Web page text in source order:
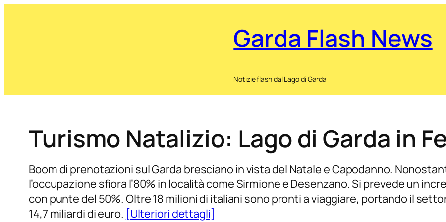
Garda Flash News
Notizie flash dal Lago di Garda
Turismo Natalizio: Lago di Garda in
Boom di prenotazioni sul Garda bresciano in vista del Natale e Capodanno.
l’occupazione sfiora l’80% in località come Sirmione e Desenzano. Si prevede un
con punte del 50%. Oltre 18 milioni di italiani sono pronti a viaggiare, portando il
14,7 miliardi di euro. [Ulteriori dettagli]